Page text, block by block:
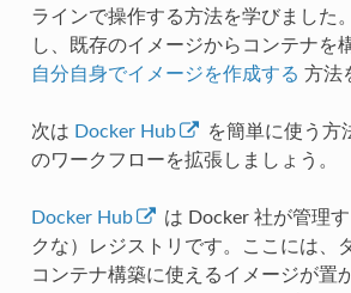
ラインで操作する方法を学びました。
し、既存のイメージからコンテナを
自分自身でイメージを作成する 方法
次は Docker Hub
を簡単に使う方
のワークフローを拡張しましょう。
Docker Hub
は Docker 社が管理
クな）レジストリです。ここには、
コンテナ構築に使えるイメージが置